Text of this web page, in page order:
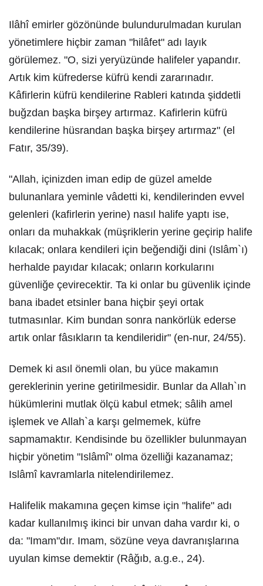
Ilâhî emirler gözönünde bulundurulmadan kurulan
yönetimlere hiçbir zaman "hilâfet" adı layık
görülemez. "O, sizi yeryüzünde halifeler yapandır.
Artık kim küfrederse küfrü kendi zararınadır.
Kâfirlerin küfrü kendilerine Rableri katında şiddetli
buğzdan başka birşey artırmaz. Kafirlerin küfrü
kendilerine hüsrandan başka birşey artırmaz" (el
Fatır, 35/39).
"Allah, içinizden iman edip de güzel amelde
bulunanlara yeminle vâdetti ki, kendilerinden evvel
gelenleri (kafirlerin yerine) nasıl halife yaptı ise,
onları da muhakkak (müşriklerin yerine geçirip halife
kılacak; onlara kendileri için beğendiği dini (Islâm`ı)
herhalde payıdar kılacak; onların korkularını
güvenliğe çevirecektir. Ta ki onlar bu güvenlik içinde
bana ibadet etsinler bana hiçbir şeyi ortak
tutmasınlar. Kim bundan sonra nankörlük ederse
artık onlar fâsıkların ta kendileridir" (en-nur, 24/55).
Demek ki asıl önemli olan, bu yüce makamın
gereklerinin yerine getirilmesidir. Bunlar da Allah`ın
hükümlerini mutlak ölçü kabul etmek; sâlih amel
işlemek ve Allah`a karşı gelmemek, küfre
sapmamaktır. Kendisinde bu özellikler bulunmayan
hiçbir yönetim "Islâmî" olma özelliği kazanamaz;
Islâmî kavramlarla nitelendirilemez.
Halifelik makamına geçen kimse için "halife" adı
kadar kullanılmış ikinci bir unvan daha vardır ki, o
da: "Imam"dır. Imam, sözüne veya davranışlarına
uyulan kimse demektir (Râğıb, a.g.e., 24).